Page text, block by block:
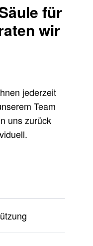
für
wir
jederzeit
Team
uns zurück